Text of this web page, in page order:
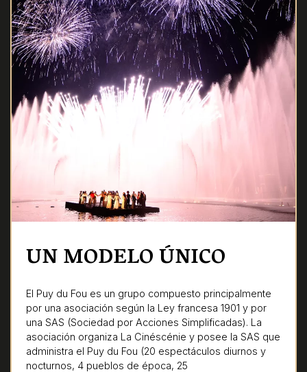
UN MODELO ÚNICO
El Puy du Fou es un grupo compuesto principalmente
por una asociación según la Ley francesa 1901 y por
una SAS (Sociedad por Acciones Simplificadas). La
asociación organiza La Cinéscénie y posee la SAS que
administra el Puy du Fou (20 espectáculos diurnos y
nocturnos, 4 pueblos de época, 25